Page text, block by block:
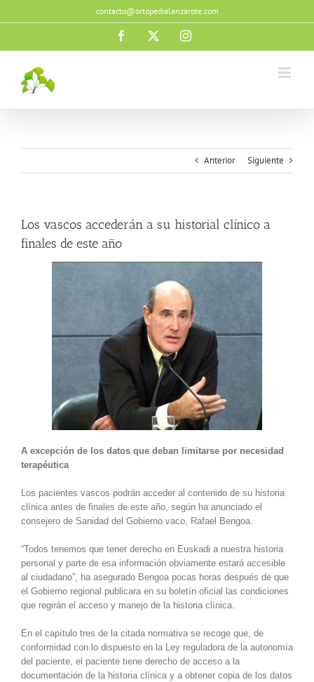
al
contacto@ortopedialanzarote.com
Facebook Instagram
Anterior Siguiente
Los vascos accederán a su historial clínico a
finales de este año
A excepción de los datos que deban limitarse por necesidad
terapéutica
Los pacientes vascos podrán acceder al contenido de su historia
clínica antes de finales de este año, según ha anunciado el
consejero de Sanidad del Gobierno vaco, Rafael Bengoa.
“Todos tenemos que tener derecho en Euskadi a nuestra historia
personal y parte de esa información obviamente estará accesible
al ciudadano”, ha asegurado Bengoa pocas horas después de que
el Gobierno regional publicara en su boletín oficial las condiciones
que regirán el acceso y manejo de la historia clínica.
En el capítulo tres de la citada normativa se recoge que, de
conformidad con lo dispuesto en la Ley reguladora de la autonomía
del paciente, el paciente tiene derecho de acceso a la
documentación de la historia clínica y a obtener copia de los datos